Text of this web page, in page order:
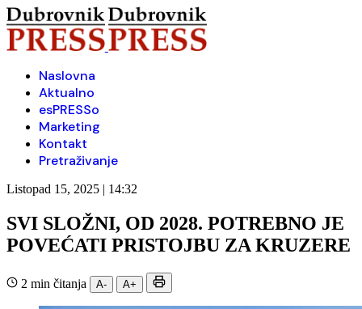
Naslovna
Aktualno
esPRESSo
Marketing
Kontakt
Pretraživanje
Listopad 15, 2025 | 14:32
SVI SLOŽNI, OD 2028. POTREBNO JE
POVEĆATI PRISTOJBU ZA KRUZERE
2 min čitanja A- A+